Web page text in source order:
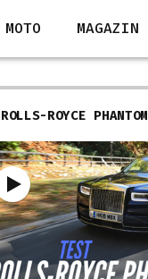
MOTO MAGAZIN
ROLLS-ROYCE PHANTOM